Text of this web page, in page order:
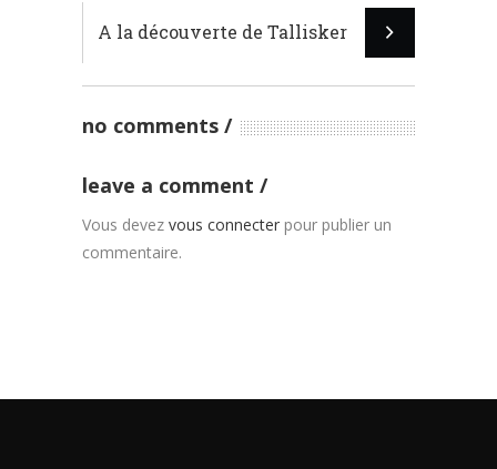
A la découverte de Tallisker
no comments
leave a comment
Vous devez vous connecter pour publier un
commentaire.